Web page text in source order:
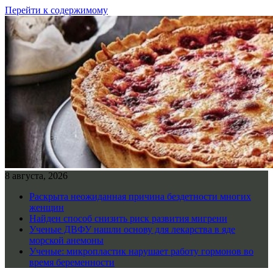
Перейти к содержимому
8 августа, 2026
Раскрыта неожиданная причина бездетности многих
женщин
Найден способ снизить риск развития мигрени
Ученые ДВФУ нашли основу для лекарства в яде
морской анемоны
Ученые: микропластик нарушает работу гормонов во
время беременности